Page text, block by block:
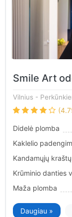
Smile Art
Vilnius -
Didelė plomba
Kaklelio
Kandamųjų
Krūminio danties
Maža plomba
Daugiau »